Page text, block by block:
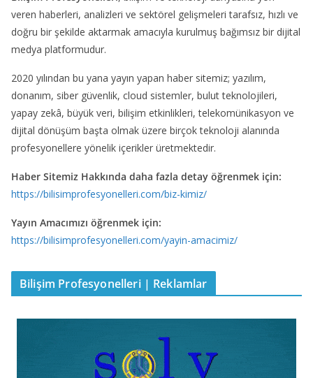
veren haberleri, analizleri ve sektörel gelişmeleri tarafsız, hızlı ve
doğru bir şekilde aktarmak amacıyla kurulmuş bağımsız bir dijital
medya platformudur.
2020 yılından bu yana yayın yapan haber sitemiz; yazılım,
donanım, siber güvenlik, cloud sistemler, bulut teknolojileri,
yapay zekâ, büyük veri, bilişim etkinlikleri, telekomünikasyon ve
dijital dönüşüm başta olmak üzere birçok teknoloji alanında
profesyonellere yönelik içerikler üretmektedir.
Haber Sitemiz Hakkında daha fazla detay öğrenmek için:
https://bilisimprofesyonelleri.com/biz-kimiz/
Yayın Amacımızı öğrenmek için:
https://bilisimprofesyonelleri.com/yayin-amacimiz/
Bilişim Profesyonelleri | Reklamlar